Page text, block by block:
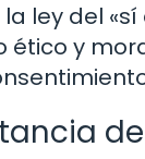
ley del
ético y